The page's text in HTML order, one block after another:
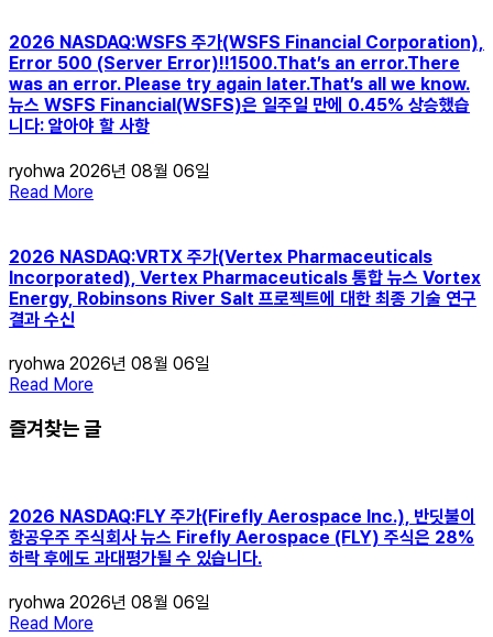
2026 NASDAQ:WSFS 주가(WSFS Financial Corporation),
Error 500 (Server Error)!!1500.That’s an error.There
was an error. Please try again later.That’s all we know.
뉴스 WSFS Financial(WSFS)은 일주일 만에 0.45% 상승했습
니다: 알아야 할 사항
ryohwa 2026년 08월 06일
Read More
2026 NASDAQ:VRTX 주가(Vertex Pharmaceuticals
Incorporated), Vertex Pharmaceuticals 통합 뉴스 Vortex
Energy, Robinsons River Salt 프로젝트에 대한 최종 기술 연구
결과 수신
ryohwa 2026년 08월 06일
Read More
즐겨찾는 글
2026 NASDAQ:FLY 주가(Firefly Aerospace Inc.), 반딧불이
항공우주 주식회사 뉴스 Firefly Aerospace (FLY) 주식은 28%
하락 후에도 과대평가될 수 있습니다.
ryohwa 2026년 08월 06일
Read More